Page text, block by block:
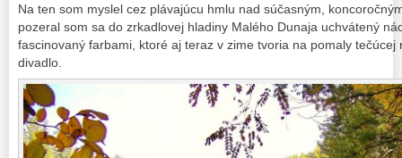
Na ten som myslel cez plávajúcu hmlu nad súčasným,
pozeral som sa do zrkadlovej hladiny Malého Dunaja uchvátený
fascinovaný farbami, ktoré aj teraz v zime tvoria na pomaly tečúcej
divadlo.